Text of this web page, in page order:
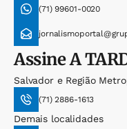
(71) 99601-0020
AssineA
Salvador e Região
(71) 2886-1613
Demais localidades